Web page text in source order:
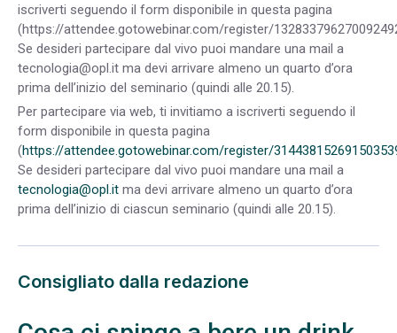
iscriverti seguendo il form disponibile in questa pagina
(https://attendee.gotowebinar.com/register/
Se desideri partecipare dal vivo puoi mandare una mail a
tecnologia@opl.it ma devi arrivare almeno un quarto d’ora
prima dell’inizio del seminario (quindi alle 20.15).
Per partecipare via web, ti invitiamo a iscriverti seguendo il
form disponibile in questa pagina
(https://attendee.gotowebinar.com/register/
Se desideri partecipare dal vivo puoi mandare una mail a
tecnologia@opl.it ma devi arrivare almeno un quarto d’ora
prima dell’inizio di ciascun seminario (quindi alle 20.15).
Consigliato dalla redazione